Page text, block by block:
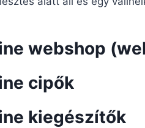
webshop
cipők
kiegészítők